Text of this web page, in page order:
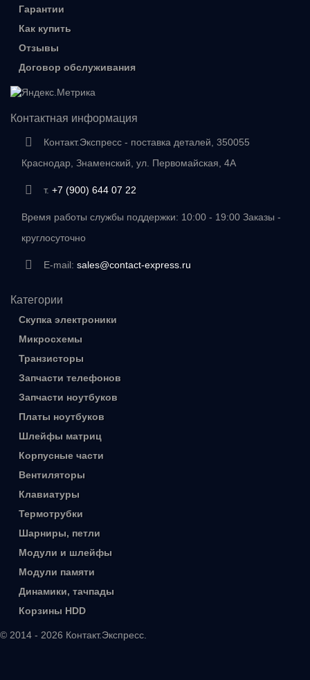
Гарантии
Как купить
Отзывы
Договор обслуживания
Контактная информация
Контакт.Экспресс - поставка деталей, 350055
Краснодар, Знаменский, ул. Первомайская, 4А
т. +7 (900) 644 07 22
Время работы службы поддержки: 10:00 - 19:00 Заказы -
круглосуточно
E-mail: sales@contact-express.ru
Категории
Скупка электроники
Микросхемы
Транзисторы
Запчасти телефонов
Запчасти ноутбуков
Платы ноутбуков
Шлейфы матриц
Корпусные части
Вентиляторы
Клавиатуры
Термотрубки
Шарниры, петли
Модули и шлейфы
Модули памяти
Динамики, тачпады
Корзины HDD
© 2014 - 2026 Контакт.Экспресс.